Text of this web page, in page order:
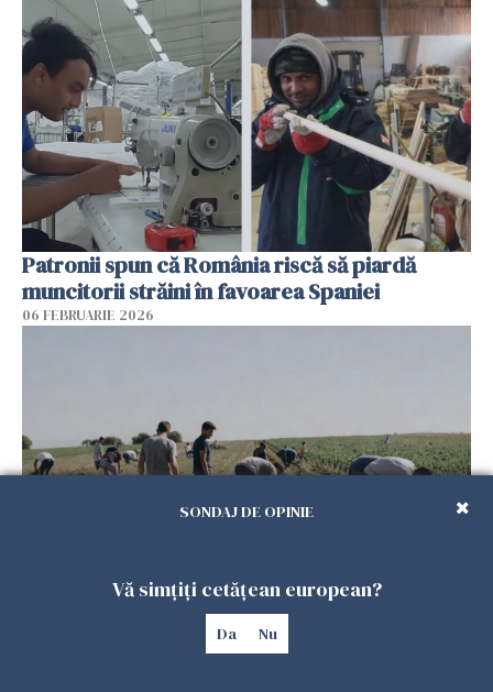
Patronii spun că România riscă să piardă
muncitorii străini în favoarea Spaniei
06 FEBRUARIE 2026
Muncitori români exploatați de clanul „Muti”
în Spania: 17 arestări în urma unui raid al
SONDAJ DE OPINIE
Vă simțiți cetățean european?
Da Nu